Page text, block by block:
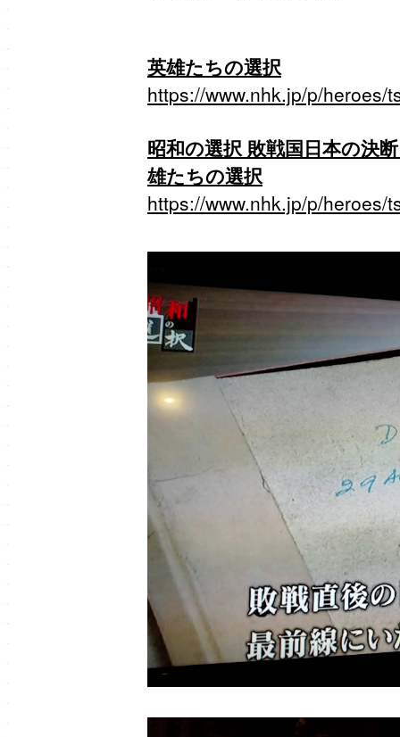
英雄たちの選択
https://www.nhk.jp/p/heroes/
昭和の選択 敗戦国日本の決
雄たちの選択
https://www.nhk.jp/p/heroes/